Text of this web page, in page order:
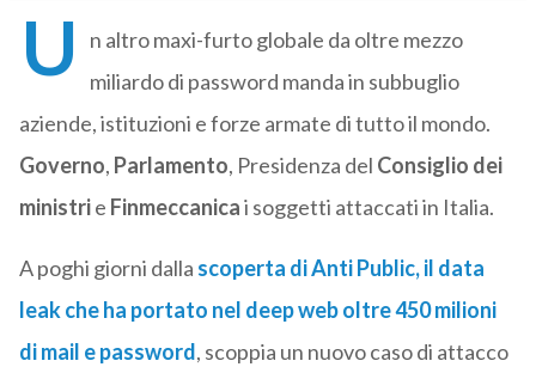
U
n altro maxi-furto globale da oltre mezzo
miliardo di password manda in subbuglio
aziende, istituzioni e forze armate di tutto il mondo.
Governo, Parlamento, Presidenza del Consiglio dei
ministrie Finmeccanicai soggetti attaccati in Italia.
A poghi giorni dalla scoperta diAnti Public, il data
leak che ha portato nel deep web oltre 450 milioni
di mail e password, scoppia un nuovo caso di attacco